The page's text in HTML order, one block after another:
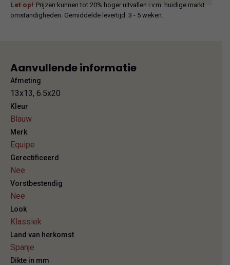
Let op! Prijzen kunnen tot 20% hoger uitvallen i.v.m. huidige markt
omstandigheden. Gemiddelde levertijd: 3 - 5 weken.
Aanvullende informatie
Afmeting
13x13, 6.5x20
Kleur
Blauw
Merk
Equipe
Gerectificeerd
Nee
Vorstbestendig
Nee
Look
Klassiek
Land van herkomst
Spanje
Dikte in mm